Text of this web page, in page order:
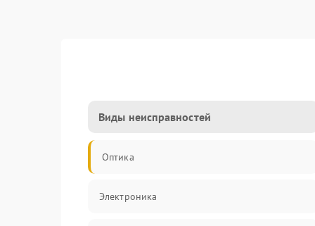
Виды неисправностей
Оптика
Электроника